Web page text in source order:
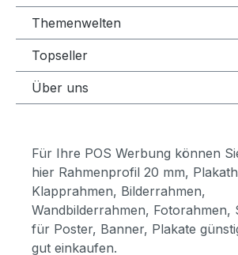
Themenwelten
Topseller
Über uns
Für Ihre POS Werbung können
hier Rahmenprofil 20 mm,
Klapprahmen, Bilderrahmen,
Wandbilderrahmen, Fotorahmen,
für Poster, Banner, Plakate
gut einkaufen.